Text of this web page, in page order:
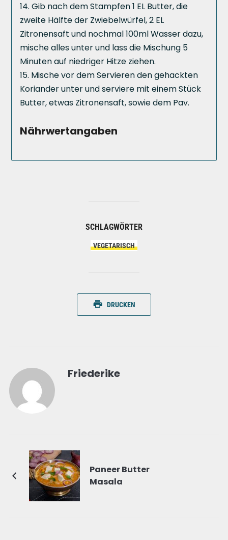
Gib nach dem Stampfen 1 EL Butter, die
zweite Hälfte der Zwiebelwürfel, 2 EL
Zitronensaft und nochmal 100ml Wasser dazu,
mische alles unter und lass die Mischung 5
Minuten auf niedriger Hitze ziehen.
Mische vor dem Servieren den gehackten
Koriander unter und serviere mit einem Stück
Butter, etwas Zitronensaft, sowie dem Pav.
Nährwertangaben
SCHLAGWÖRTER
VEGETARISCH
DRUCKEN
Friederike
Paneer Butter
Masala